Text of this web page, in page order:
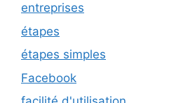
entreprises
étapes
étapes simples
Facebook